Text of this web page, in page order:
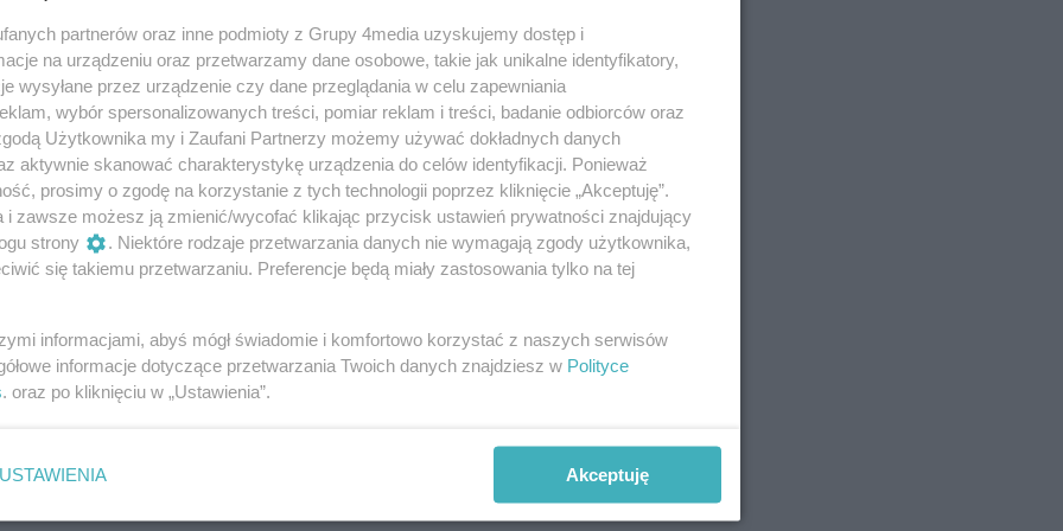
swoich przeciwników w fazie grupowej EHF Ligi
Los sprawił, że zespół prowadzony przez
trafił do grupy F, gdzie czekają go starcia z
drużynami.
poznała terminarz Superligi
Wojna w Kielcach zakończy
a rewanż w Płocku na koniec fazy
terminarz sezonu 2026/2027. W nowych
dwanaście zespołów, które zmierzą się w fazie
systemem każdy z każdym – mecz i rewanż.
zaplanowana została na 5-6 września 2026
rozpocznie się tydzień wcześniej meczem o
w łódzkiej Atlas Arenie. Industria Kielce rozgrywki
do Kalisza.
Handball Kielce zatrzymała kolejne
kołowe podpisały nowe kontrakty
kontraktów z kluczowymi rozgrywającymi
podpisaniu nowych umów z trzema kołowymi.
partnerów oraz inne podmioty z Grupy 4media uzyskujemy dostęp i
na urządzeniu oraz przetwarzamy dane osobowe, takie jak unikalne identyfikatory,
wysyłane przez urządzenie czy dane przeglądania w celu zapewniania
wybór spersonalizowanych treści, pomiar reklam i treści, badanie odbiorców oraz
Użytkownika my i Zaufani Partnerzy możemy używać dokładnych danych
aktywnie skanować charakterystykę urządzenia do celów identyfikacji. Ponieważ
prosimy o zgodę na korzystanie z tych technologii poprzez kliknięcie „Akceptuję”.
i zawsze możesz ją zmienić/wycofać klikając przycisk ustawień prywatności znajdujący
strony
. Niektóre rodzaje przetwarzania danych nie wymagają zgody użytkownika,
się takiemu przetwarzaniu. Preferencje będą miały zastosowania tylko na tej
informacjami, abyś mógł świadomie i komfortowo korzystać z naszych serwisów
informacje dotyczące przetwarzania Twoich danych znajdziesz w Polityce
. oraz po kliknięciu w „Ustawienia”.
USTAWIENIA Akceptuję